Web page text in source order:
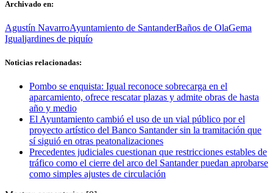
Archivado en:
Agustín NavarroAyuntamiento de SantanderBaños de OlaGema
Igualjardines de piquío
Noticias relacionadas:
Pombo se enquista: Igual reconoce sobrecarga en el
aparcamiento, ofrece rescatar plazas y admite obras de hasta
año y medio
El Ayuntamiento cambió el uso de un vial público por el
proyecto artístico del Banco Santander sin la tramitación que
sí siguió en otras peatonalizaciones
Precedentes judiciales cuestionan que restricciones estables de
tráfico como el cierre del arco del Santander puedan aprobarse
como simples ajustes de circulación